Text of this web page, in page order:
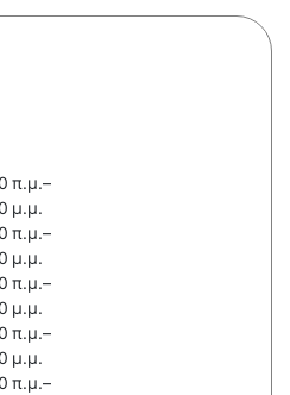
π.μ.–
μ.μ.
π.μ.–
μ.μ.
π.μ.–
μ.μ.
π.μ.–
μ.μ.
π.μ.–